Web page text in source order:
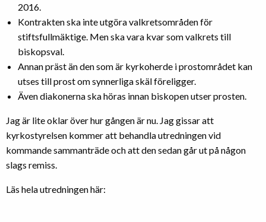
2016.
Kontrakten ska inte utgöra valkretsområden för
stiftsfullmäktige. Men ska vara kvar som valkrets till
biskopsval.
Annan präst än den som är kyrkoherde i prostområdet kan
utses till prost om synnerliga skäl föreligger.
Även diakonerna ska höras innan biskopen utser prosten.
Jag är lite oklar över hur gången är nu. Jag gissar att
kyrkostyrelsen kommer att behandla utredningen vid
kommande sammanträde och att den sedan går ut på någon
slags remiss.
Läs hela utredningen här: